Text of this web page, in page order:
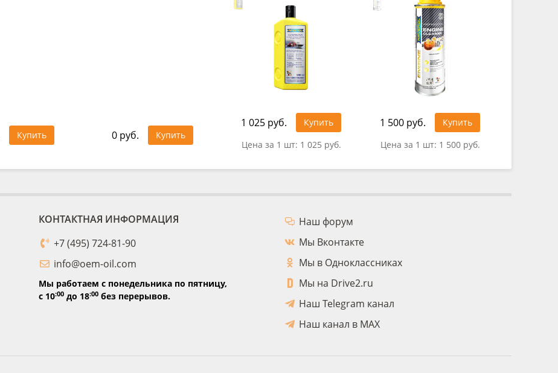
Купить 0 руб. Купить
1 025 руб.
Купить
Цена за 1 шт: 1 025 руб.
1 500 руб.
Купить
Цена за 1 шт: 1 500 руб.
КОНТАКТНАЯ ИНФОРМАЦИЯ
+7 (495) 724-81-90
info@oem-oil.com
Мы работаем с понедельника по пятницу,
с 10:00до 18:00без перерывов.
Наш форум
Мы Вконтакте
Мы в Одноклассниках
Мы на Drive2.ru
Наш Telegram канал
Наш канал в MAX